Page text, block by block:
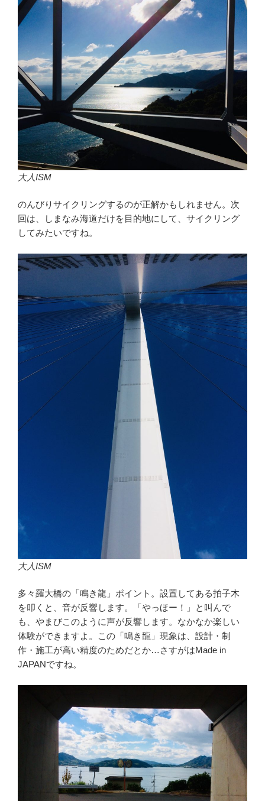
大人ISM
のんびりサイクリングするのが正解かもしれません。次
回は、しまなみ海道だけを目的地にして、サイクリング
してみたいですね。
大人ISM
多々羅大橋の「鳴き龍」ポイント。設置してある拍子木
を叩くと、音が反響します。「やっほー！」と叫んで
も、やまびこのように声が反響します。なかなか楽しい
体験ができますよ。この「鳴き龍」現象は、設計・制
作・施工が高い精度のためだとか…さすがはMade in
JAPANですね。